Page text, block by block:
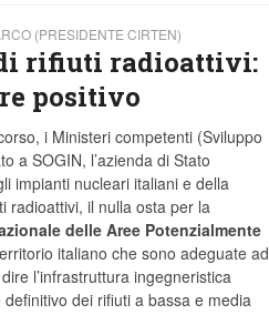
(PRESIDENTE CIRTEN)
rifiuti radioattivi:
positivo
i Ministeri competenti (Sviluppo
a SOGIN, l’azienda di Stato
impianti nucleari italiani e della
radioattivi, il nulla osta per la
delle Aree Potenzialmente
italiano che sono adeguate ad
l’infrastruttura ingegneristica
dei rifiuti a bassa e media